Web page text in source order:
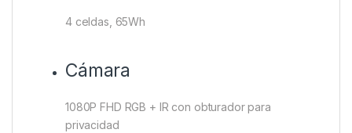
4 celdas, 65Wh
Cámara
1080P FHD RGB + IR con obturador para
privacidad